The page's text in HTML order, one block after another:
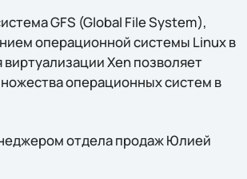
GFS (Global File System),
операционной системы Linux в
Xen позволяет
операционных систем в
отдела продаж Юлией